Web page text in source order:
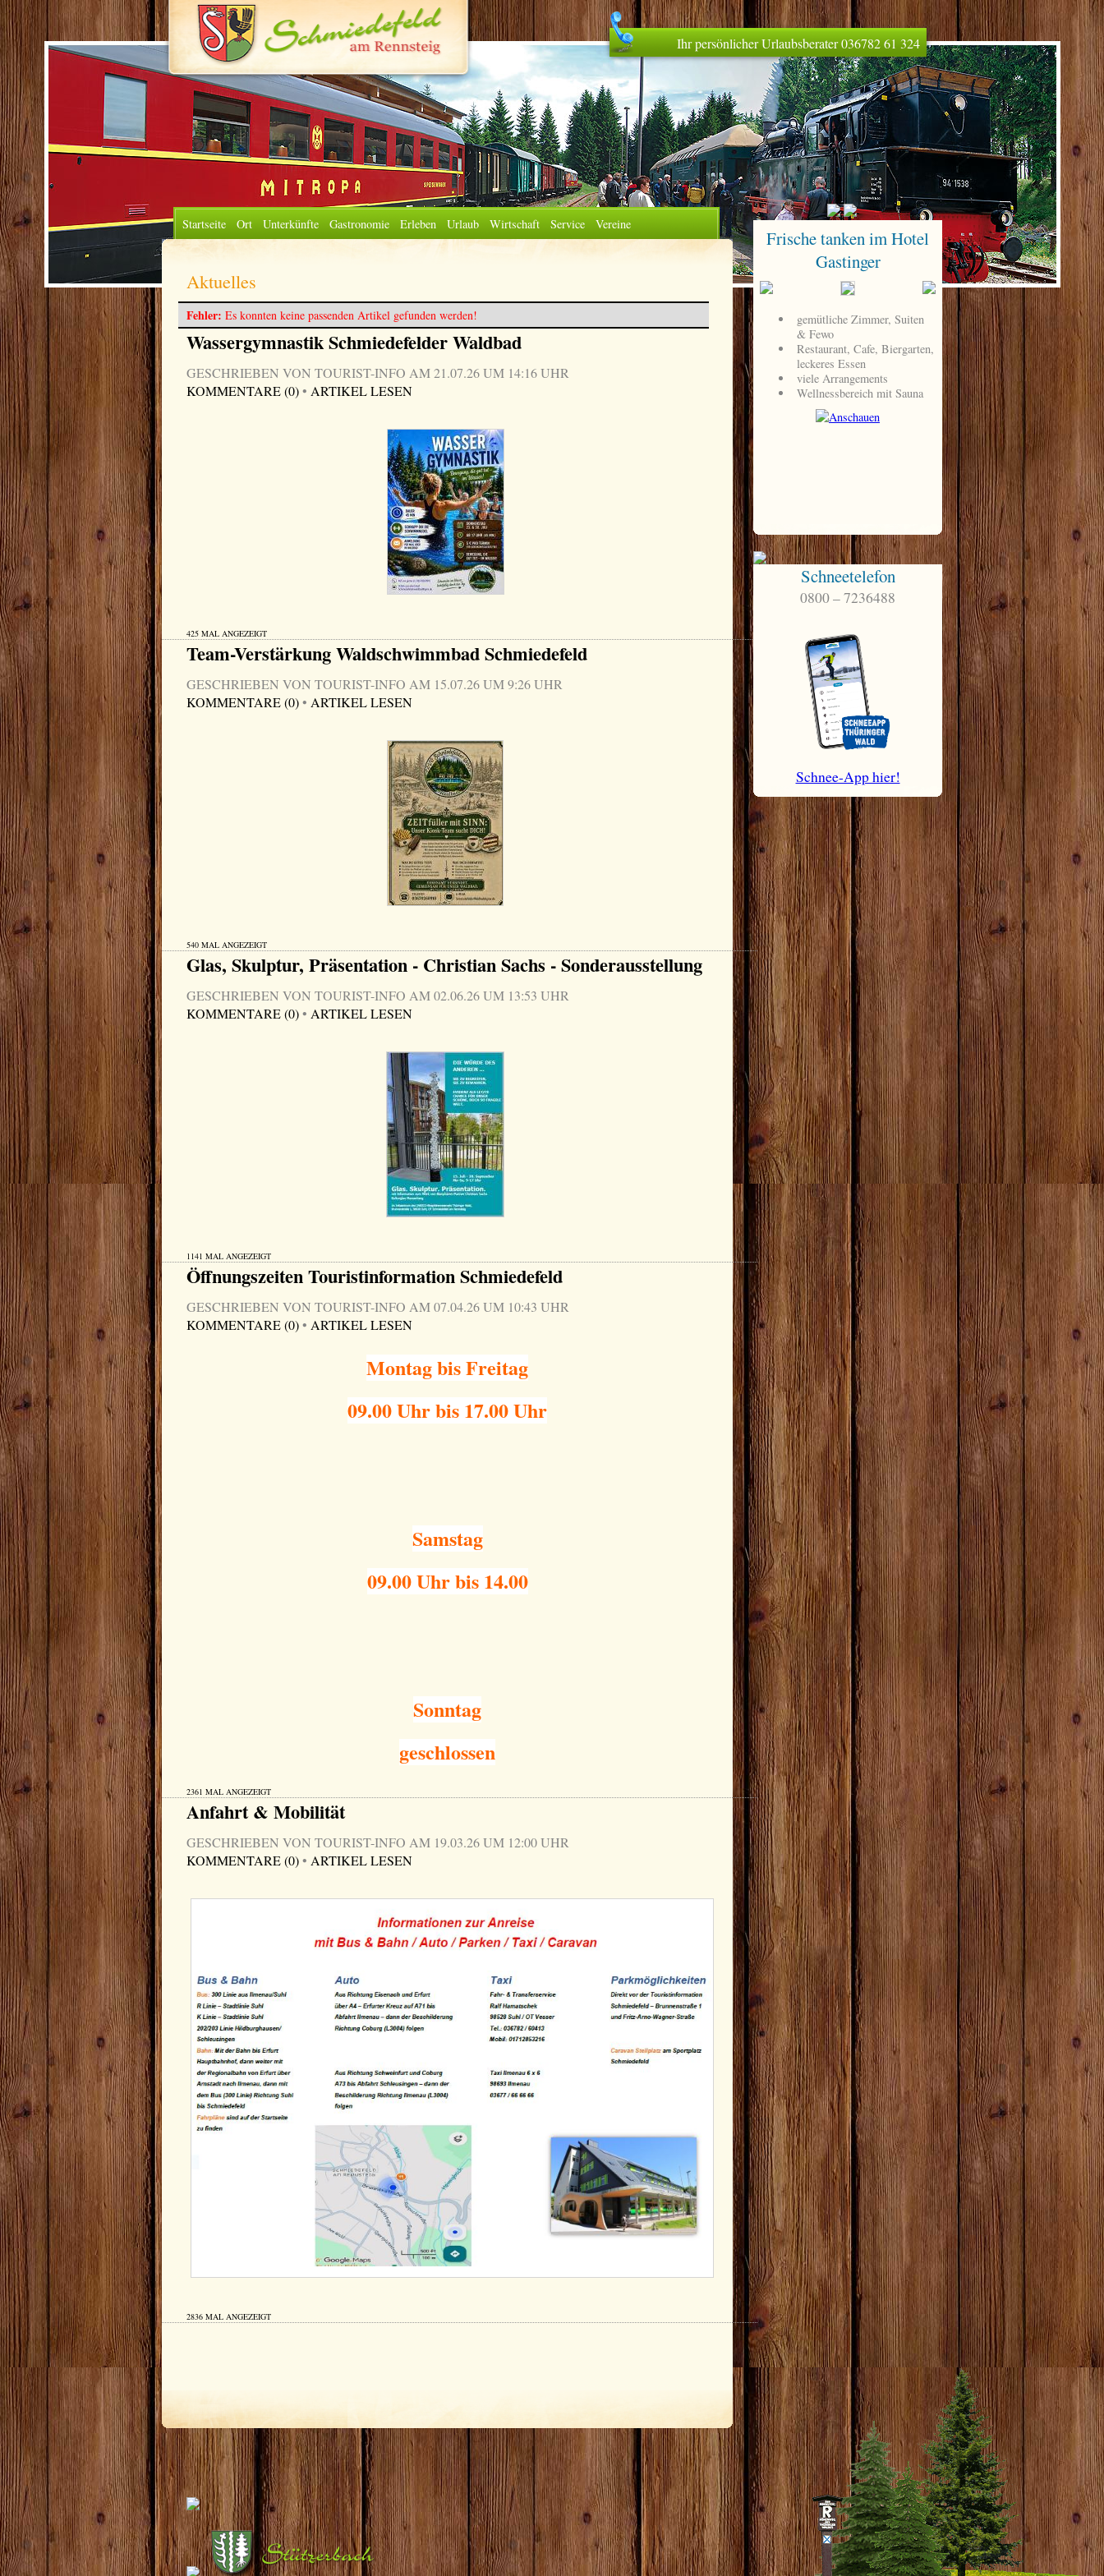
Ihr persönlicher Urlaubsberater 036782 61 324
Startseite Ort Unterkünfte Gastronomie Erleben Urlaub Wirtschaft Service Vereine
Aktuelles
Fehler: Es konnten keine passenden Artikel gefunden werden!
Wassergymnastik Schmiedefelder Waldbad
GESCHRIEBEN VON TOURIST-INFO AM 21.07.26 UM 14:16 UHR
KOMMENTARE (0)• ARTIKEL LESEN
425 MAL ANGEZEIGT
Team-Verstärkung Waldschwimmbad Schmiedefeld
GESCHRIEBEN VON TOURIST-INFO AM 15.07.26 UM 9:26 UHR
KOMMENTARE (0)• ARTIKEL LESEN
540 MAL ANGEZEIGT
Glas, Skulptur, Präsentation - Christian Sachs - Sonderausstellung
GESCHRIEBEN VON TOURIST-INFO AM 02.06.26 UM 13:53 UHR
KOMMENTARE (0)• ARTIKEL LESEN
1141 MAL ANGEZEIGT
Öffnungszeiten Touristinformation Schmiedefeld
GESCHRIEBEN VON TOURIST-INFO AM 07.04.26 UM 10:43 UHR
KOMMENTARE (0)• ARTIKEL LESEN
Montag bis Freitag
09.00 Uhr bis 17.00 Uhr
Samstag
09.00 Uhr bis 14.00
Sonntag
geschlossen
2361 MAL ANGEZEIGT
Anfahrt & Mobilität
GESCHRIEBEN VON TOURIST-INFO AM 19.03.26 UM 12:00 UHR
KOMMENTARE (0)• ARTIKEL LESEN
2836 MAL ANGEZEIGT
Schneetelefon
0800 – 7236488
Schnee-App hier!